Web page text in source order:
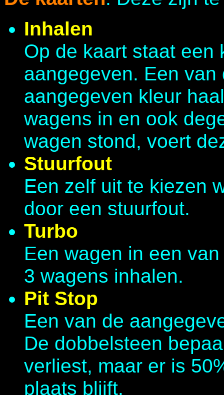
Inhalen
Op de kaart staat een
aangegeven. Een
aangegeven kleur
wagens in en ook
wagen stond, voert
Stuurfout
Een zelf uit te kiezen
door een stuurfout.
Turbo
Een wagen in een
3 wagens inhalen.
Pit Stop
Een van de
De dobbelsteen
verliest, maar er is
plaats blijft.